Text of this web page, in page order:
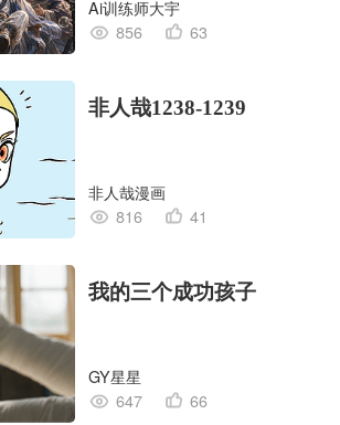
Ai训练师大宇
856
63
非人哉1238-1239
非人哉漫画
816
41
我的三个成功孩子
GY星星
647
66